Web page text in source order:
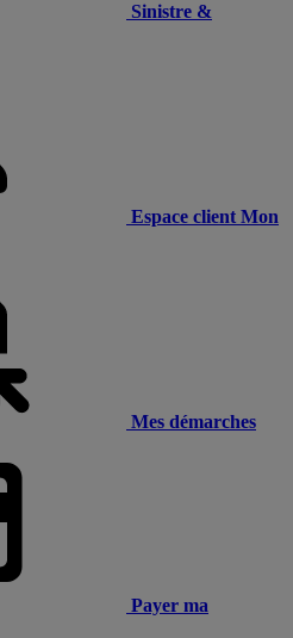
Sinistre &
Espace client Mon
Mes démarches
Payer ma